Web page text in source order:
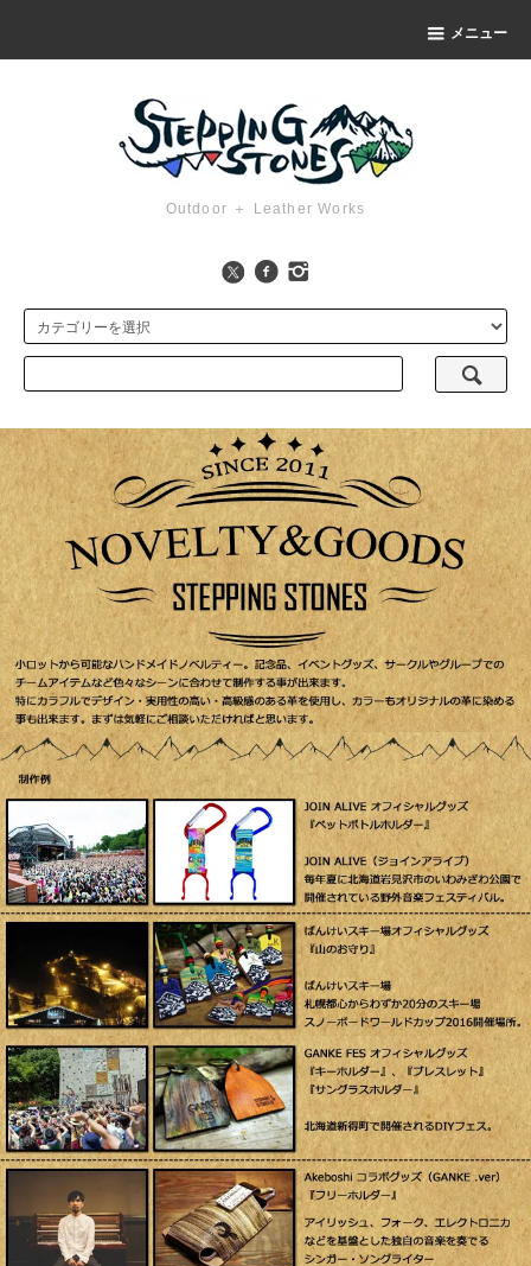
メニュー
Outdoor ＋ Leather Works